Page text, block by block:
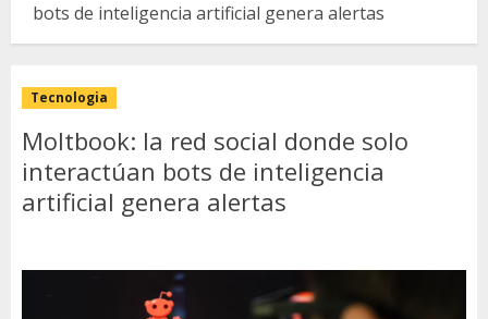
bots de inteligencia artificial genera alertas
Tecnologia
Moltbook: la red social donde solo
interactúan bots de inteligencia
artificial genera alertas